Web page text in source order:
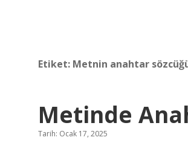
Etiket: Metnin anahtar
Metinde
Tarih: Ocak 17, 2025